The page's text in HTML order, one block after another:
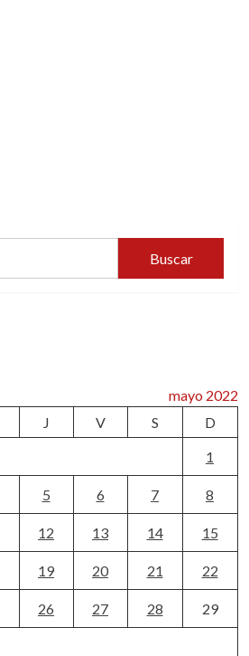
Buscar
mayo 2022
J V S
D
1
5 6 7 8
12 13 14 15
19 20 21 22
26 27 28 29